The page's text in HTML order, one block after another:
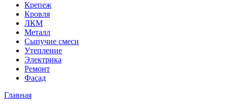
Крепеж
Кровля
ЛКМ
Металл
Сыпучие смеси
Утепление
Электрика
Ремонт
Фасад
Главная